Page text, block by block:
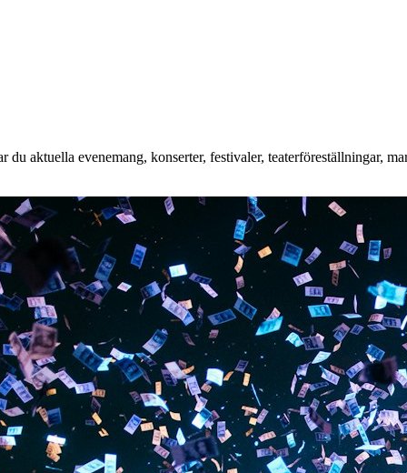
aktuella evenemang, konserter, festivaler, teaterföreställningar,